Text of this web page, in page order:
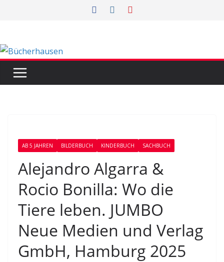
AB 5 JAHREN BILDERBUCH KINDERBUCH SACHBUCH
Alejandro Algarra &
Rocio Bonilla: Wo die
Tiere leben. JUMBO
Neue Medien und Verlag
GmbH, Hamburg 2025